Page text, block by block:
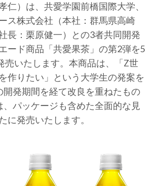
仁）は、共愛学園前橋国際大学、
ス株式会社（本社：群馬県高崎
長：栗原健一）との3者共同開発
ード商品「共愛果茶」の第2弾を5
売いたします。本商品は、「Z世
作りたい」という大学生の発案を
開発期間を経て改良を重ねたもの
、パッケージも含めた全面的な見
に発売いたします。